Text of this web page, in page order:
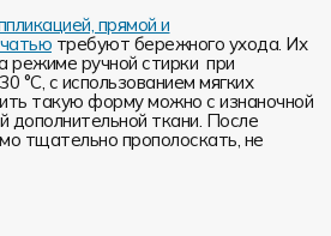
прямой и
требуют бережного ухода. Их
режиме ручной стирки при
°C, с использованием мягких
такую форму можно с изнаночной
дополнительной ткани. После
тщательно прополоскать, не